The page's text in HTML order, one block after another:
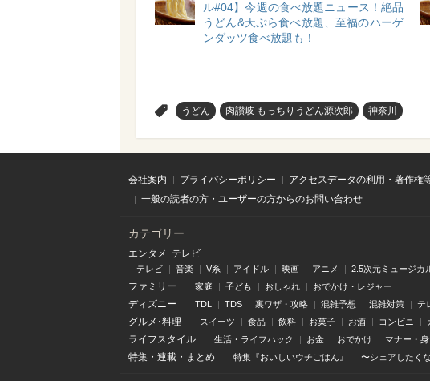
ル#04】今週の食べ放題ニュース！絶品
うどん&天ぷら食べ放題、至福のハーゲ
ンダッツ食べ放題も！
うどん 肉讃岐 もっちりうどん源次郎 神奈川
会社案内 プライバシーポリシー アクセスデータの利用・著作権
一般の読者の方・ユーザーの方からのお問い合わせ
カテゴリー
エンタメ･テレビ
テレビ 音楽 V系 アイドル 映画 アニメ 2.5次元ミュージカ
ファミリー 家庭 子ども おしゃれ おでかけ・レジャー
ディズニー TDL TDS 裏ワザ・攻略 混雑予想 混雑対策 テ
グルメ･料理 スイーツ 食品 飲料 お菓子 お酒 コンビニ
ライフスタイル 生活・ライフハック お金 おでかけ マナー・
特集 ・ 連載 ・ まとめ 特集『おいしいウチごはん』 〜シェアしたく